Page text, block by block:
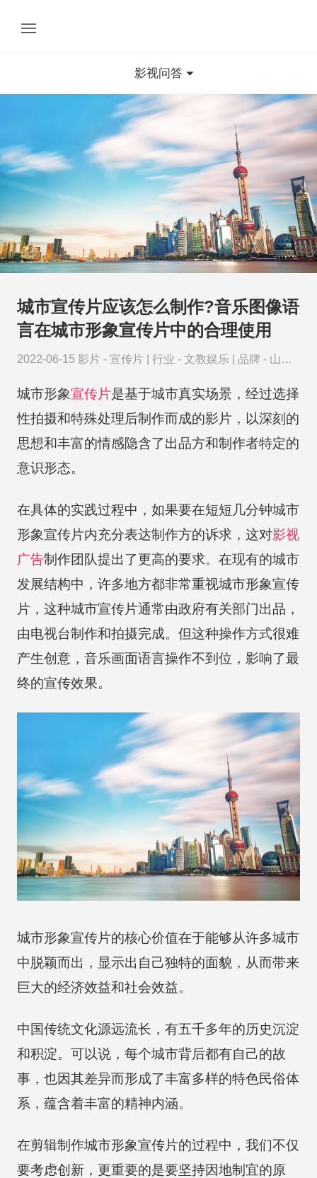
影视问答
城市宣传片应该怎么制作?音乐图像语
言在城市形象宣传片中的合理使用
2022-06-15 影片 - 宣传片 行业 - 文教娱乐 品牌 - 山西
城市形象宣传片是基于城市真实场景，经过选择
性拍摄和特殊处理后制作而成的影片，以深刻的
思想和丰富的情感隐含了出品方和制作者特定的
意识形态。
在具体的实践过程中，如果要在短短几分钟城市
形象宣传片内充分表达制作方的诉求，这对影视
广告制作团队提出了更高的要求。在现有的城市
发展结构中，许多地方都非常重视城市形象宣传
片，这种城市宣传片通常由政府有关部门出品，
由电视台制作和拍摄完成。但这种操作方式很难
产生创意，音乐画面语言操作不到位，影响了最
终的宣传效果。
城市形象宣传片的核心价值在于能够从许多城市
中脱颖而出，显示出自己独特的面貌，从而带来
巨大的经济效益和社会效益。
中国传统文化源远流长，有五千多年的历史沉淀
和积淀。可以说，每个城市背后都有自己的故
事，也因其差异而形成了丰富多样的特色民俗体
系，蕴含着丰富的精神内涵。
在剪辑制作城市形象宣传片的过程中，我们不仅
要考虑创新，更重要的是要坚持因地制宜的原